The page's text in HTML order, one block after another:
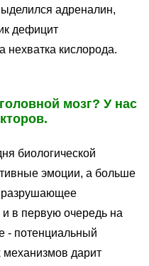
адреналин,
дефицит
нехватка кислорода.
мозг? У нас
биологической
эмоции, а больше
разрушающее
и в первую очередь на
- потенциальный
дарит